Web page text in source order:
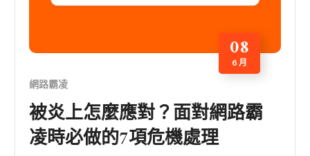
08
6 月
網路霸凌
被炎上怎麼應對？面對網路霸
凌時必做的7項危機處理